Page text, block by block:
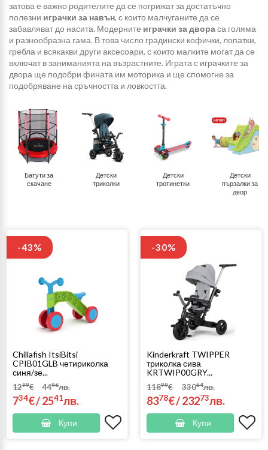
затова е важно родителите да се погрижат за достатъчно
полезни играчки за навън, с които малчуганите да се
забавляват до насита. Модерните играчки за двораса голяма
и разнообразна гама. В това число градински кофички, лопатки,
гребла и всякакви други аксесоари, с които малките могат да се
включат в заниманията на възрастните. Играта с играчките за
двора ще подобри фината им моторика и ще спомогне за
подобряване на сръчността и ловкостта.
Батути за
скачане
Детски
триколки
Детски
тротинетки
Детски
пързалки за
двор
-43%
Chillafish ItsiBitsi
CPIB01GLB четириколка
синя/зе...
1299€
734€/
4496лв.
2541лв.
Купи
-30%
Kinderkraft TWIPPER
триколка сива
KRTWIP00GRY...
11899€
8378€/
33054лв.
23273лв.
Купи